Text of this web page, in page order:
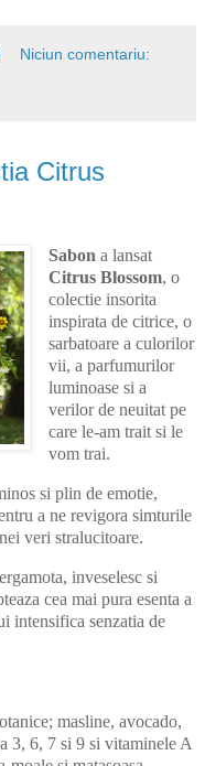
Niciun comentariu:
Citrus
Sabon a lansat
Citrus Blossom, o
colectie insorita
inspirata de citrice, o
sarbatoare a culorilor
vii, a parfumurilor
luminoase si a
verilor de neuitat pe
care le-am trait si le
vom trai.
si plin de emotie,
a ne revigora simturile
veri stralucitoare.
inveselesc si
cea mai pura esenta a
intensifica senzatia de
masline, avocado,
3, 6, 7 si 9 si vitaminele A